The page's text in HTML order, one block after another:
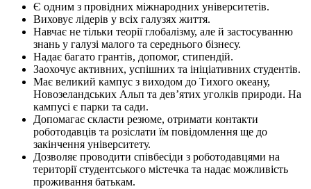
Є одним з провідних міжнародних університетів.
Виховує лідерів у всіх галузях життя.
Навчає не тільки теорії глобалізму, але й застосуванню
знань у галузі малого та середнього бізнесу.
Надає багато грантів, допомог, стипендій.
Заохочує активних, успішних та ініціативних студентів.
Має великий кампус з виходом до Тихого океану,
Новозеландських Альп та дев’ятих уголків природи. На
кампусі є парки та сади.
Допомагає скласти резюме, отримати контакти
роботодавців та розіслати їм повідомлення ще до
закінчення університету.
Дозволяє проводити співбесіди з роботодавцями на
території студентського містечка та надає можливість
проживання батькам.